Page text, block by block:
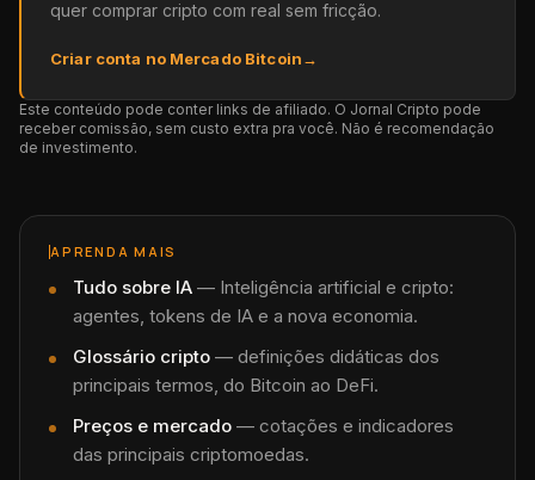
quer comprar cripto com real sem fricção.
Criar conta no Mercado Bitcoin→
Este conteúdo pode conter links de afiliado. O Jornal Cripto pode
receber comissão, sem custo extra pra você. Não é recomendação
de investimento.
APRENDA MAIS
Tudo sobre IA — Inteligência artificial e cripto:
agentes, tokens de IA e a nova economia.
Glossário cripto — definições didáticas dos
principais termos, do Bitcoin ao DeFi.
Preços e mercado — cotações e indicadores
das principais criptomoedas.